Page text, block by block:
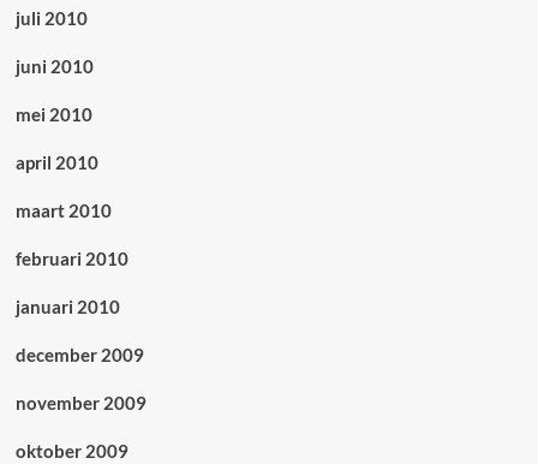
juli 2010
juni 2010
mei 2010
april 2010
maart 2010
februari 2010
januari 2010
december 2009
november 2009
oktober 2009